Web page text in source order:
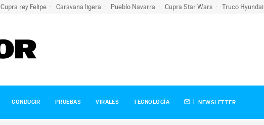
Cupra rey Felipe Caravana ligera Pueblo Navarra Cupra Star Wars Truco Hyundai
CONDUCIR PRUEBAS VIRALES TECNOLOGÍA NEWSLETTER